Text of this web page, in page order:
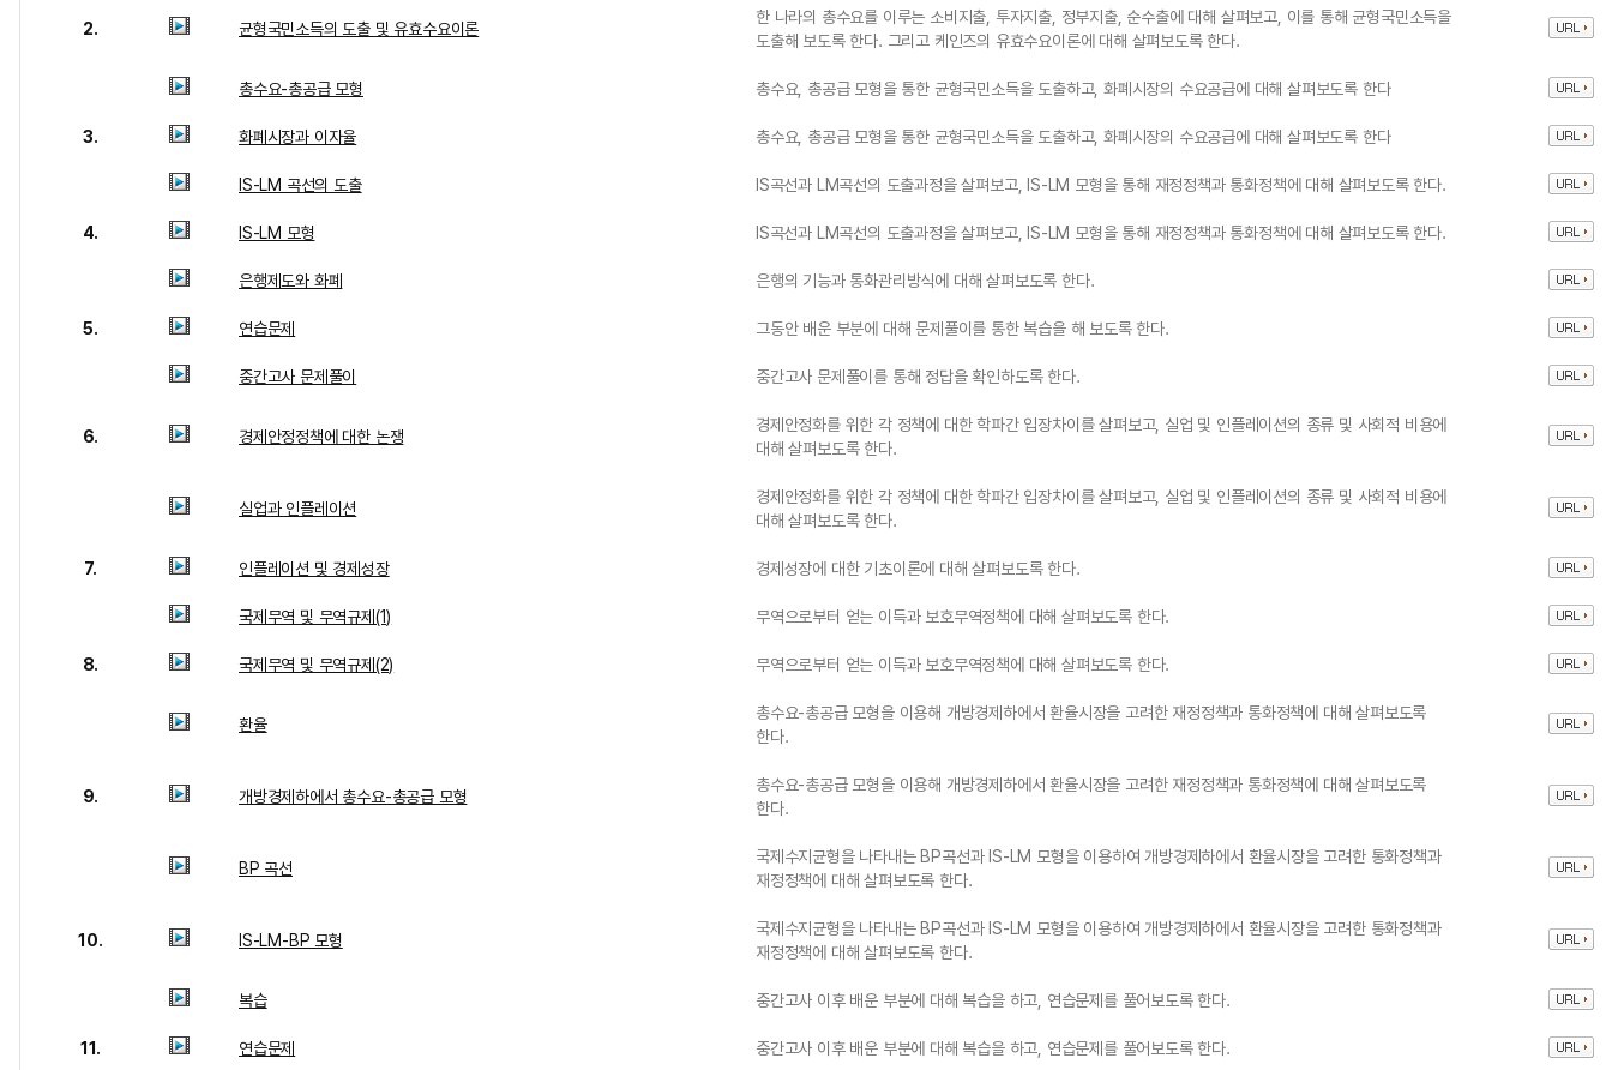
2. 균형국민소득의 도출 및 유효수요이론
한 나라의 총수요를 이루는 소비지출, 투자지출, 정부지출, 순수출에 대해 살펴보고, 이를 통해 균형국민소득을
도출해 보도록 한다. 그리고 케인즈의 유효수요이론에 대해 살펴보도록 한다.
총수요-총공급 모형 총수요, 총공급 모형을 통한 균형국민소득을 도출하고, 화폐시장의 수요공급에 대해 살펴보도록 한다
3. 화폐시장과 이자율 총수요, 총공급 모형을 통한 균형국민소득을 도출하고, 화폐시장의 수요공급에 대해 살펴보도록 한다
IS-LM 곡선의 도출 IS곡선과 LM곡선의 도출과정을 살펴보고, IS-LM 모형을 통해 재정정책과 통화정책에 대해 살펴보도록 한다.
4. IS-LM 모형 IS곡선과 LM곡선의 도출과정을 살펴보고, IS-LM 모형을 통해 재정정책과 통화정책에 대해 살펴보도록 한다.
은행제도와 화폐 은행의 기능과 통화관리방식에 대해 살펴보도록 한다.
5. 연습문제 그동안 배운 부분에 대해 문제풀이를 통한 복습을 해 보도록 한다.
중간고사 문제풀이 중간고사 문제풀이를 통해 정답을 확인하도록 한다.
6. 경제안정정책에 대한 논쟁
경제안정화를 위한 각 정책에 대한 학파간 입장차이를 살펴보고, 실업 및 인플레이션의 종류 및 사회적 비용에
대해 살펴보도록 한다.
실업과 인플레이션
경제안정화를 위한 각 정책에 대한 학파간 입장차이를 살펴보고, 실업 및 인플레이션의 종류 및 사회적 비용에
대해 살펴보도록 한다.
7. 인플레이션 및 경제성장 경제성장에 대한 기초이론에 대해 살펴보도록 한다.
국제무역 및 무역규제(1) 무역으로부터 얻는 이득과 보호무역정책에 대해 살펴보도록 한다.
8. 국제무역 및 무역규제(2) 무역으로부터 얻는 이득과 보호무역정책에 대해 살펴보도록 한다.
환율
총수요-총공급 모형을 이용해 개방경제하에서 환율시장을 고려한 재정정책과 통화정책에 대해 살펴보도록
한다.
9. 개방경제하에서 총수요-총공급 모형
총수요-총공급 모형을 이용해 개방경제하에서 환율시장을 고려한 재정정책과 통화정책에 대해 살펴보도록
한다.
BP 곡선
국제수지균형을 나타내는 BP곡선과 IS-LM 모형을 이용하여 개방경제하에서 환율시장을 고려한 통화정책과
재정정책에 대해 살펴보도록 한다.
10. IS-LM-BP 모형
국제수지균형을 나타내는 BP곡선과 IS-LM 모형을 이용하여 개방경제하에서 환율시장을 고려한 통화정책과
재정정책에 대해 살펴보도록 한다.
복습 중간고사 이후 배운 부분에 대해 복습을 하고, 연습문제를 풀어보도록 한다.
11. 연습문제 중간고사 이후 배운 부분에 대해 복습을 하고, 연습문제를 풀어보도록 한다.